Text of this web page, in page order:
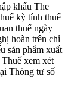
khẩu The
kỳ tính thuế
thuế ngày
hoàn trên chỉ
sản phẩm xuất
xem xét
Thông tư số